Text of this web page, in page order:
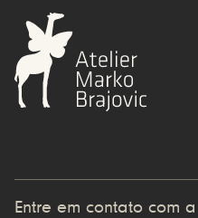
Entre em contato com